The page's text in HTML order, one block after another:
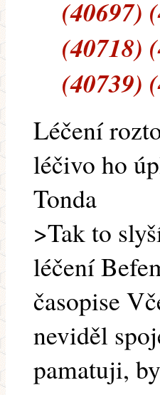
(40697)
(40718)
(40739)
Léčení
léčivo ho
Tonda
>Tak to
léčení
časopise
neviděl
pamatuji,